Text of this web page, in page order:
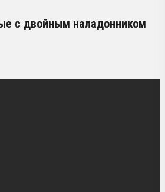
с двойным наладонником